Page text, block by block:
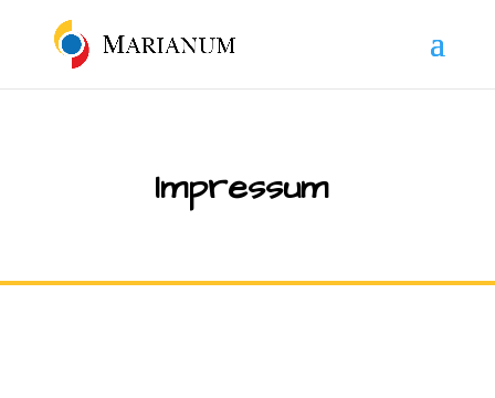
Impressum